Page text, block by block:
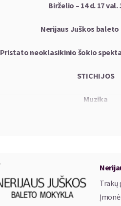
Birželio – 14d. 17 val.
Nerijaus Juškos
Pristato neoklasikinio šokio
STICHIJOS
Muzika
EDITA
Choreografai
Trakų